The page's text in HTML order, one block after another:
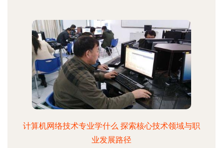
计算机网络技术专业学什么 探索核心技术领域与职
业发展路径